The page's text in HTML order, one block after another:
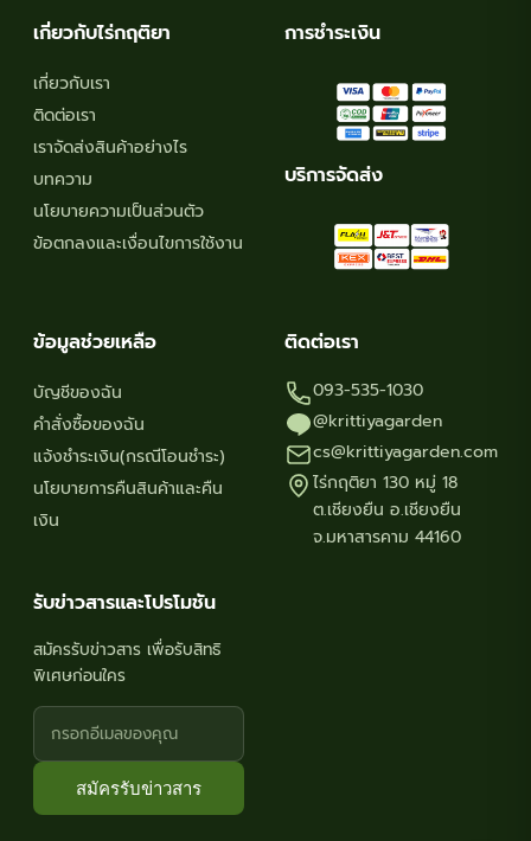
product
เกี่ยวกับไร่กฤติยา
เกี่ยวกับเรา
ติดต่อเรา
เราจัดส่งสินค้าอย่างไร
บทความ
นโยบายความเป็นส่วนตัว
ข้อตกลงและเงื่อนไขการใช้งาน
การชำระเงิน
บริการจัดส่ง
ข้อมูลช่วยเหลือ
บัญชีของฉัน
คำสั่งซื้อของฉัน
แจ้งชำระเงิน(กรณีโอนชำระ)
นโยบายการคืนสินค้าและคืน
เงิน
ติดต่อเรา
093-535-1030
@krittiyagarden
cs@krittiyagarden.com
ไร่กฤติยา 130 หมู่ 18
ต.เชียงยืน อ.เชียงยืน
จ.มหาสารคาม 44160
รับข่าวสารและโปรโมชัน
สมัครรับข่าวสาร เพื่อรับสิทธิ
พิเศษก่อนใคร
สมัครรับข่าวสาร